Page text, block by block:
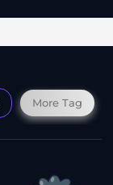
More Tag